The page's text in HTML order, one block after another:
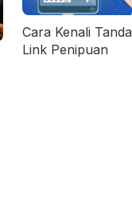
Cara Kenali Tanda
Link Penipuan